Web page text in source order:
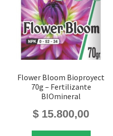
Flower Bloom Bioproyect
70g – Fertilizante
BIOmineral
$ 15.800,00